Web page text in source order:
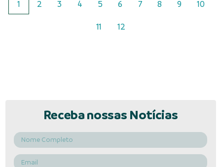
1 2 3 4 5 6 7 8 9 10
11 12
Receba nossas Notícias